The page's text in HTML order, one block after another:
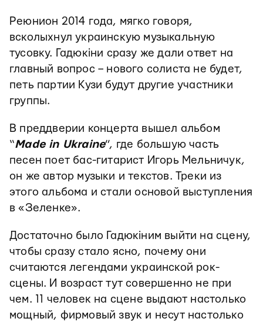
Реюнион 2014 года, мягко говоря,
всколыхнул украинскую музыкальную
тусовку. Гадюкіни сразу же дали ответ на
главный вопрос – нового солиста не будет,
петь партии Кузи будут другие участники
группы.
В преддверии концерта вышел альбом
“Made in Ukraine”, где большую часть
песен поет бас-гитарист Игорь Мельничук,
он же автор музыки и текстов. Треки из
этого альбома и стали основой выступления
в «Зеленке».
Достаточно было Гадюкіним выйти на сцену,
чтобы сразу стало ясно, почему они
считаются легендами украинской рок-
сцены. И возраст тут совершенно не при
чем. 11 человек на сцене выдают настолько
мощный, фирмовый звук и несут настолько